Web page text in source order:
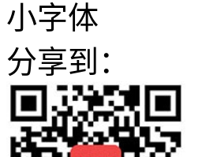
小字体
分享到：